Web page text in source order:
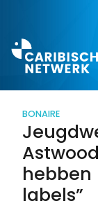
BONAIRE
hebben
labels”